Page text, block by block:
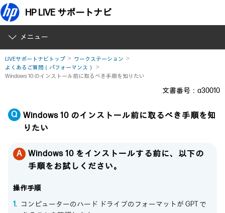
HP LIVE サポートナビ
メニュー
LIVEサポートナビトップ
ワークステーション
よくあるご質問（パフォーマンス）
Windows 10 のインストール前に取るべき手順を知りたい
文書番号：a30010
Windows 10 のインストール前に取るべき手順を知
りたい
Windows 10 をインストールする前に、以下の
手順をお試しください。
操作手順
コンピューターのハード ドライブのフォーマットが GPT で